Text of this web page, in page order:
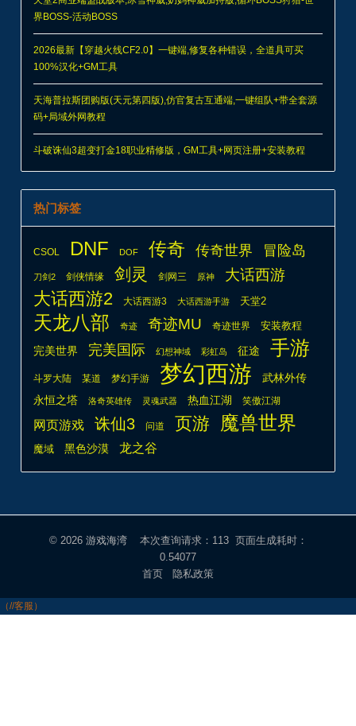
界BOSS-活动BOSS
2026最新【穿越火线CF2.0】一键端,修复各种错误，全道具可买
100%汉化+GM工具
天海普拉斯团购版(天元第四版),仿官复古互通端,一键组队+带全套源
码+局域外网教程
斗破诛仙3超变打金18职业精修版，GM工具+网页注册+安装教程
热门标签
CSOL DNF DOF 传奇 传奇世界 冒险岛
刀剑2 剑侠情缘 剑灵 剑网三 原神 大话西游
大话西游2 大话西游3 大话西游手游 天堂2
天龙八部 奇迹 奇迹MU 奇迹世界 安装教程
完美世界 完美国际 幻想神域 彩虹岛 征途 手游
斗罗大陆 某道 梦幻手游 梦幻西游
武林外传
永恒之塔
洛奇英雄传 灵魂武器 热血江湖 笑傲江湖
网页游戏 诛仙3 问道 页游 魔兽世界
魔域 黑色沙漠 龙之谷
© 2026 游戏海湾本次查询请求：113 页面生成耗时：
0.54077
首页
隐私政策
（//客服）